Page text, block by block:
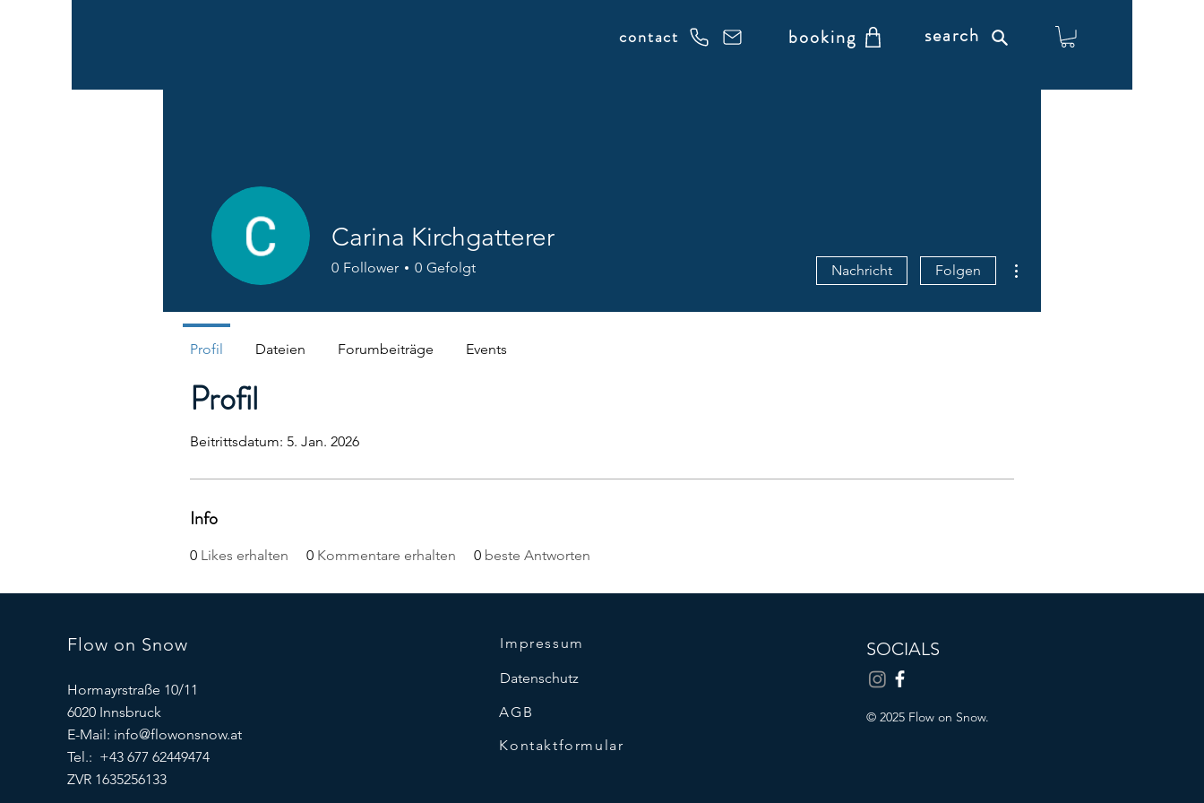
contact booking search
Profil
Beitrittsdatum: 5. Jan. 2026
Info
0 Likes erhalten 0 Kommentare erhalten 0 beste Antworten
Carina Kirchgatterer
0 Follower 0 Gefolgt Nachricht Folgen
Profil Dateien Forumbeiträge Events
Flow on Snow
Hormayrstraße 10/11
6020 Innsbruck
E-Mail: info@flowonsnow.at
Tel.: +43 677 62449474
ZVR 1635256133
Impressum
Datenschutz
AGB
Kontaktformular
SOCIALS
© 2025 Flow on Snow.